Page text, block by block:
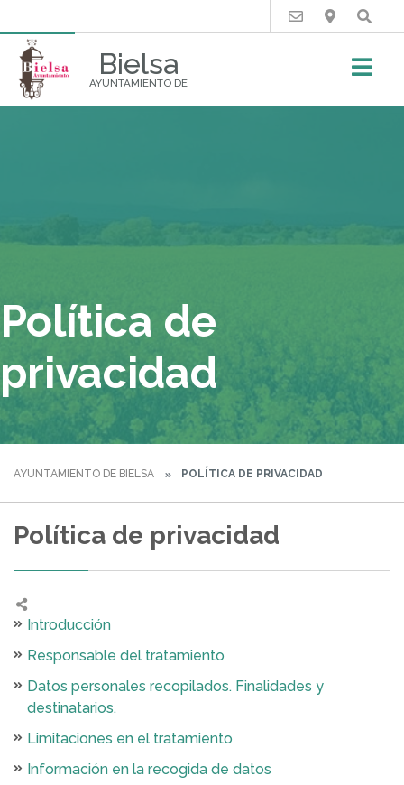
Bielsa
AYUNTAMIENTO DE
Buscar
Política de
privacidad
AYUNTAMIENTO DE BIELSA POLÍTICA DE PRIVACIDAD
Política de privacidad
Introducción
Responsable del tratamiento
Datos personales recopilados. Finalidades y
destinatarios.
Limitaciones en el tratamiento
Información en la recogida de datos